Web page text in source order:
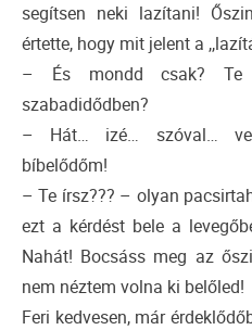
segítsen neki lazítani!
értette, hogy mit jelent a
– És mondd csak?
szabadidődben?
– Hát… izé… szóval…
bíbelődőm!
– Te írsz??? – olyan
ezt a kérdést bele a
Nahát! Bocsáss meg az
nem néztem volna ki belőled!
Feri kedvesen, már